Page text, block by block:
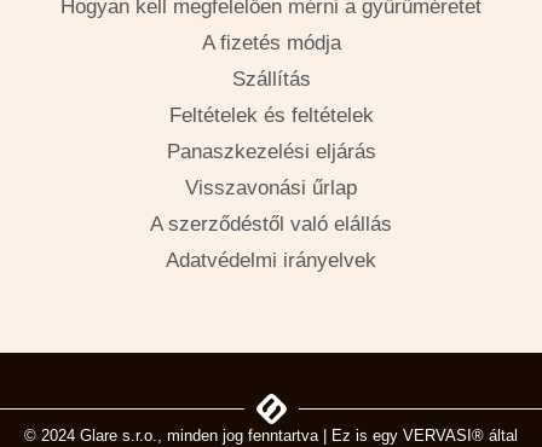
Hogyan kell megfelelően mérni a gyűrűméretet
A fizetés módja
Szállítás
Feltételek és feltételek
Panaszkezelési eljárás
Visszavonási űrlap
A szerződéstől való elállás
Adatvédelmi irányelvek
© 2024 Glare s.r.o., minden jog fenntartva | Ez is egy VERVASI® által